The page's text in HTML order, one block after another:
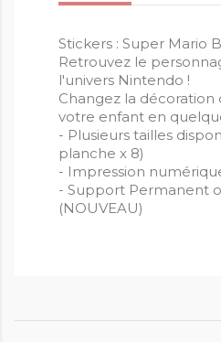
Stickers : Super Mario
Retrouvez le
l'univers Nintendo !
Changez la
votre enfant en
- Plusieurs tailles
planche x 8)
- Impression
- Support Permanent
(NOUVEAU)